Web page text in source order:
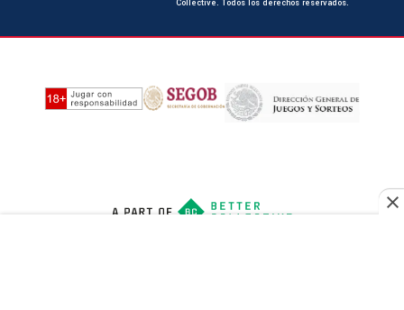
Collective. Todos los derechos reservados.